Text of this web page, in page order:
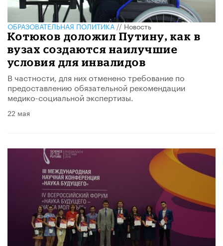
ОБРАЗОВАТЕЛЬНАЯ ПОЛИТИКА//Новость
Котюков доложил Путину, как в
вузах создаются наилучшие
условия для инвалидов
В частности, для них отменено требование по
предоставлению обязательной рекомендации
медико-социальной экспертизы.
22 мая